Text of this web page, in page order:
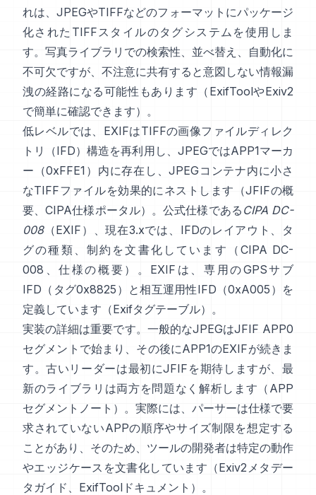
れは、JPEGやTIFFなどのフォーマットにパッケージ
化された TIFFスタイルのタグシステムを使用しま
す。写真ライブラリでの検索性、並べ替え、自動化に
不可欠ですが、不注意に共有すると意図しない情報漏
洩の経路になる可能性もあります（ ExifToolやExiv2
で簡単に確認できます）。
低レベルでは、EXIFはTIFFの画像ファイルディレク
トリ（IFD）構造を再利用し、JPEGではAPP1マーカ
ー（0xFFE1）内に存在し、JPEGコンテナ内に小さ
なTIFFファイルを効果的にネストします（JFIFの概
要、CIPA仕様ポータル）。公式仕様である CIPA DC-
008（EXIF）、現在3.xでは、IFDのレイアウト、タ
グの種類、制約を文書化しています（ CIPA DC-
008 、仕様の概要 ）。EXIFは、専用のGPSサブ
IFD（タグ0x8825）と相互運用性IFD（0xA005）を
定義しています（Exifタグテーブル）。
実装の詳細は重要です。一般的なJPEGはJFIF APP0
セグメントで始まり、その後にAPP1のEXIFが続きま
す。古いリーダーは最初にJFIFを期待しますが、最
新のライブラリは両方を問題なく解析します（ APP
セグメントノート ）。実際には、パーサーは仕様で要
求されていないAPPの順序やサイズ制限を想定する
ことがあり、そのため、ツールの開発者は特定の動作
やエッジケースを文書化しています（Exiv2メタデー
タガイド 、 ExifToolドキュメント ）。